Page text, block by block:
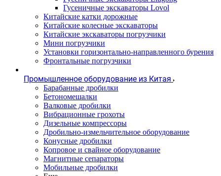
Гусеничные экскаваторы Lovol
Китайские катки дорожные
Китайские колесные экскаваторы
Китайские экскаваторы погрузчики
Мини погрузчики
Установки горизонтально-направленного бурения
Фронтальные погрузчики
Промышленное оборудование из Китая
Барабанные дробилки
Бетономешалки
Валковые дробилки
Вибрационные грохоты
Дизельные компрессоры
Дробильно-измельчительное оборудование
Конусные дробилки
Копровое и свайное оборудование
Магнитные сепараторы
Мобильные дробилки